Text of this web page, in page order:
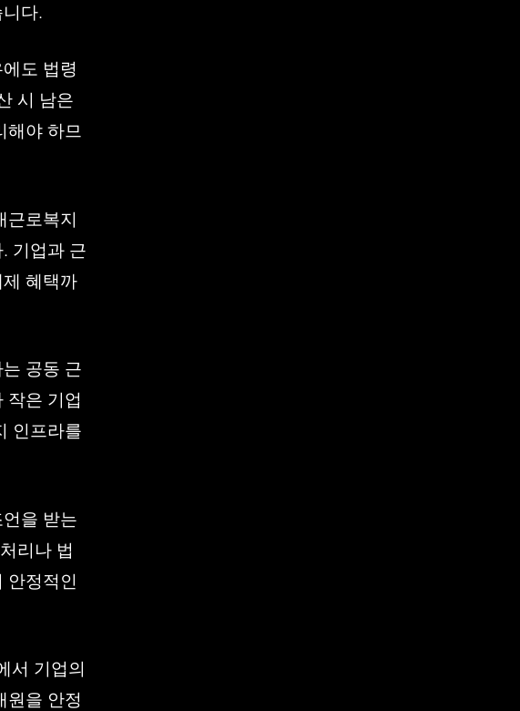
다.
도 법령
시 남은
해야 하므
근로복지
기업과 근
혜택까
공동 근
작은 기업
인프라를
을 받는
리나 법
안정적인
서 기업의
원을 안정